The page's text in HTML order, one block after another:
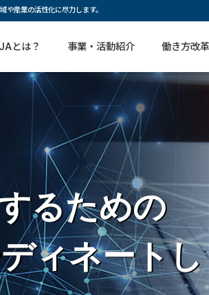
産業の活性化に尽力します。
とは？ 事業・活動紹介 働き方改
るための
ィネート